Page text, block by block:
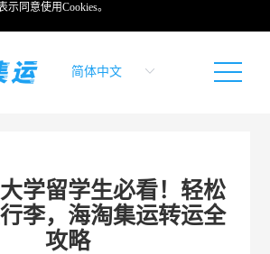
示同意使用Cookies。
学留学生必看！轻松
李，海淘集运转运全
攻略